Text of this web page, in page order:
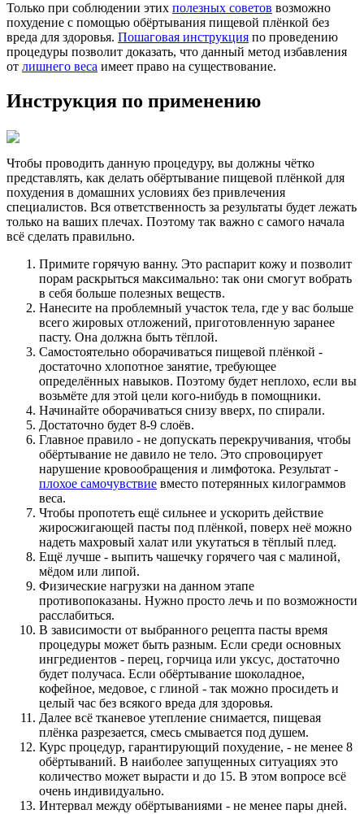
Только при соблюдении этих полезных советов возможно
похудение с помощью обёртывания пищевой плёнкой без
вреда для здоровья. Пошаговая инструкция по проведению
процедуры позволит доказать, что данный метод избавления
от лишнего веса имеет право на существование.
Инструкция по применению
Чтобы проводить данную процедуру, вы должны чётко
представлять, как делать обёртывание пищевой плёнкой для
похудения в домашних условиях без привлечения
специалистов. Вся ответственность за результаты будет лежать
только на ваших плечах. Поэтому так важно с самого начала
всё сделать правильно.
Примите горячую ванну. Это распарит кожу и позволит
порам раскрыться максимально: так они смогут вобрать
в себя больше полезных веществ.
Нанесите на проблемный участок тела, где у вас больше
всего жировых отложений, приготовленную заранее
пасту. Она должна быть тёплой.
Самостоятельно оборачиваться пищевой плёнкой -
достаточно хлопотное занятие, требующее
определённых навыков. Поэтому будет неплохо, если вы
возьмёте для этой цели кого-нибудь в помощники.
Начинайте оборачиваться снизу вверх, по спирали.
Достаточно будет 8-9 слоёв.
Главное правило - не допускать перекручивания, чтобы
обёртывание не давило не тело. Это спровоцирует
нарушение кровообращения и лимфотока. Результат -
плохое самочувствие вместо потерянных килограммов
веса.
Чтобы пропотеть ещё сильнее и ускорить действие
жиросжигающей пасты под плёнкой, поверх неё можно
надеть махровый халат или укутаться в тёплый плед.
Ещё лучше - выпить чашечку горячего чая с малиной,
мёдом или липой.
Физические нагрузки на данном этапе
противопоказаны. Нужно просто лечь и по возможности
расслабиться.
В зависимости от выбранного рецепта пасты время
процедуры может быть разным. Если среди основных
ингредиентов - перец, горчица или уксус, достаточно
будет получаса. Если обёртывание шоколадное,
кофейное, медовое, с глиной - так можно просидеть и
целый час без всякого вреда для здоровья.
Далее всё тканевое утепление снимается, пищевая
плёнка разрезается, смесь смывается под душем.
Курс процедур, гарантирующий похудение, - не менее 8
обёртываний. В наиболее запущенных ситуациях это
количество может вырасти и до 15. В этом вопросе всё
очень индивидуально.
Интервал между обёртываниями - не менее пары дней.